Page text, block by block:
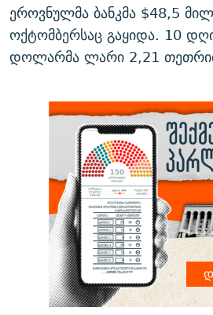
ეროვნულმა ბანკმა $48,5
ოქტომბერსაც გაყიდა. 10
დოლარმა ლარი 2,21